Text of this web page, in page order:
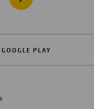
GOOGLE PLAY